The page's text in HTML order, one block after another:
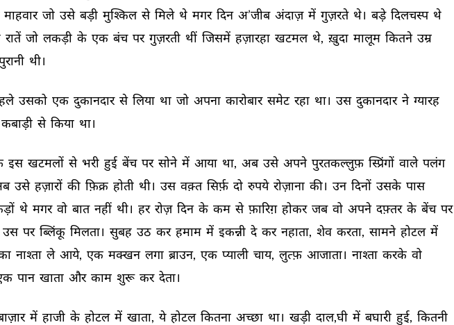
माहवार जो उसे बड़ी मुश्किल से मिले थे मगर दिन अ’जीब अंदाज़ में गुज़रते थे। बड़े दिलचस्प थे
रातें जो लकड़ी के एक बंच पर गुज़रती थीं जिसमें हज़ारहा खटमल थे, ख़ुदा मालूम कितने उम्र
थी।
उसको एक दुकानदार से लिया था जो अपना कारोबार समेट रहा था। उस दुकानदार ने ग्यारह
कबाड़ी से किया था।
इस खटमलों से भरी हुई बेंच पर सोने में आया था, अब उसे अपने पुरतकल्लुफ़ स्प्रिंगों वाले पलंग
उसे हज़ारों की फ़िक्र होती थी। उस वक़्त सिर्फ़ दो रुपये रोज़ाना की। उन दिनों उसके पास
थे मगर वो बात नहीं थी। हर रोज़ दिन के कम से फ़ारिग़ होकर जब वो अपने दफ़्तर के बेंच पर
उस पर ब्लिंकू मिलता। सुबह उठ कर हमाम में इकन्नी दे कर नहाता, शेव करता, सामने होटल में
नाश्ता ले आये, एक मक्खन लगा ब्राउन, एक प्याली चाय, लुत्फ़ आजाता। नाश्ता करके वो
पान खाता और काम शुरू कर देता।
में हाजी के होटल में खाता, ये होटल कितना अच्छा था। खड़ी दाल,घी में बघारी हुई, कितनी